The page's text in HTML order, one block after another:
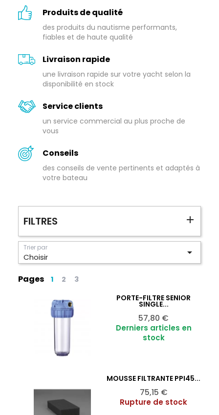
Produits de qualité
des produits du nautisme performants,
fiables et de haute qualité
Livraison rapide
une livraison rapide sur votre yacht selon la
disponibilité en stock
Service clients
un service commercial au plus proche de
vous
Conseils
des conseils de vente pertinents et adaptés à
votre bateau
FILTRES
Trier par
Choisir 
Pages 1 2 3
Ajouter au panier
PORTE-FILTRE SENIOR
SINGLE...
Prix
57,80 €
Derniers articles en
stock
Ajouter au panier
MOUSSE FILTRANTE PPI45...
Prix
75,15 €
Rupture de stock